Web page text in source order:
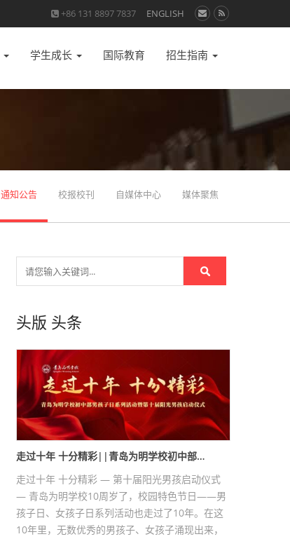
+86 131 8897 7837 ENGLISH
学生成长 国际教育 招生指南
通知公告 校报校刊 自媒体中心 媒体聚焦
头版 头条
走过十年 十分精彩||青岛为明学校初中部…
走过十年 十分精彩 — 第十届阳光男孩启动仪式
— 青岛为明学校10周岁了，校园特色节日——男
孩子日、女孩子日系列活动也走过了10年。在这
10年里，无数优秀的男孩子、女孩子涌现出来，